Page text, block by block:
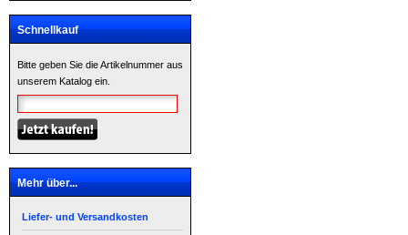
Schnellkauf
Bitte geben Sie die Artikelnummer aus
unserem Katalog ein.
Mehr über...
Liefer- und Versandkosten